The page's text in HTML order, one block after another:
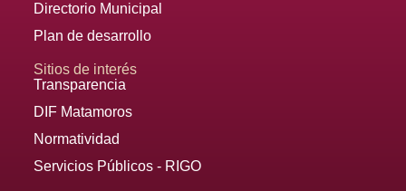
Directorio Municipal
Plan de desarrollo
Sitios de interés
Transparencia
DIF Matamoros
Normatividad
Servicios Públicos - RIGO